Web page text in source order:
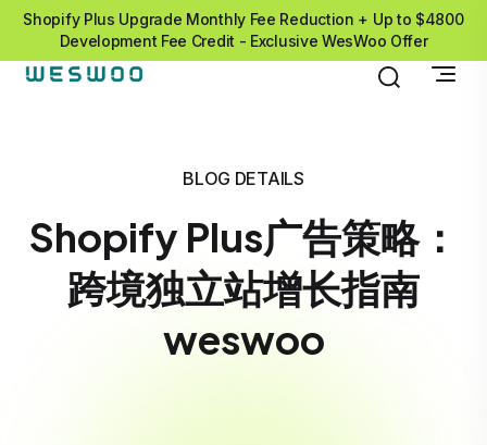
Shopify Plus Upgrade Monthly Fee Reduction + Up to $4800
Development Fee Credit - Exclusive WesWoo Offer
BLOG DETAILS
Shopify Plus广告策略：
跨境独立站增长指南
weswoo